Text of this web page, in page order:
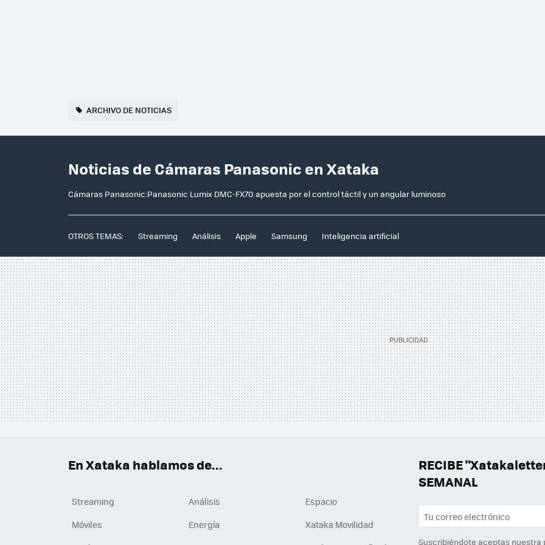
ARCHIVO DE NOTICIAS
Noticias de Cámaras Panasonic en Xataka
Cámaras Panasonic:Panasonic Lumix DMC-FX70 apuesta por el control táctil y un angular luminoso
OTROS TEMAS: Streaming Análisis Apple Samsung Inteligencia artificial
RECIBE
SEMANAL
Suscribiéndote aceptas nuestra
En Xataka hablamos de...
Streaming Análisis
Espacio
Móviles
Energía
Xataka Movilidad